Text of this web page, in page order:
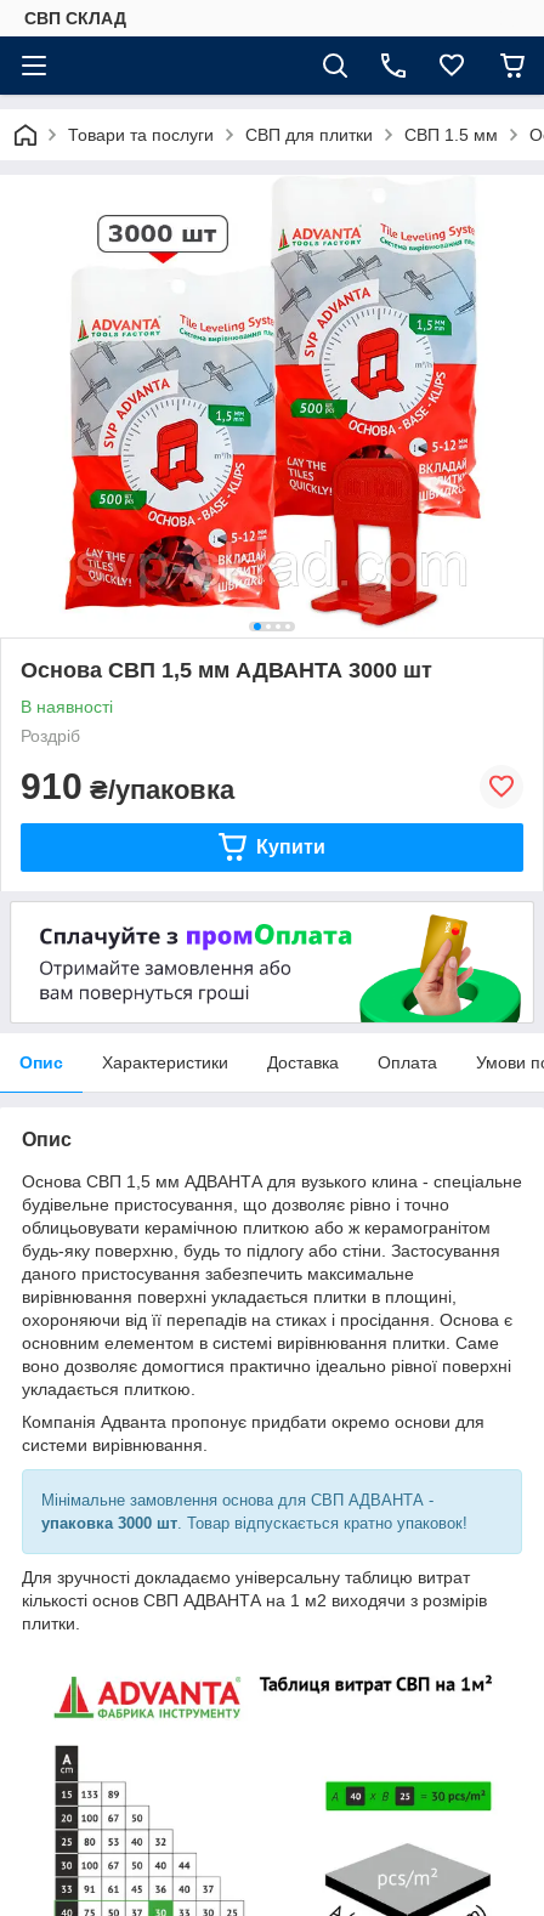
СВП СКЛАД
Товари та послуги СВП для плитки СВП 1.5 мм
Основа СВП 1,5 мм АДВАНТА 3000 шт
В наявності
Роздріб
910 ₴/упаковка
Купити
Опис Характеристики Доставка Оплата Умови
Опис
Основа СВП 1,5 мм АДВАНТА для вузького клина - спеціальне
будівельне пристосування, що дозволяє рівно і точно
облицьовувати керамічною плиткою або ж керамогранітом
будь-яку поверхню, будь то підлогу або стіни. Застосування
даного пристосування забезпечить максимальне
вирівнювання поверхні укладається плитки в площині,
охороняючи від її перепадів на стиках і просідання. Основа є
основним елементом в системі вирівнювання плитки. Саме
воно дозволяє домогтися практично ідеально рівної поверхні
укладається плиткою.
Компанія Адванта пропонує придбати окремо основи для
системи вирівнювання.
Мінімальне замовлення основа для СВП АДВАНТА -
упаковка 3000 шт. Товар відпускається кратно упаковок!
Для зручності докладаємо універсальну таблицю витрат
кількості основ СВП АДВАНТА на 1 м2 виходячи з розмірів
плитки.